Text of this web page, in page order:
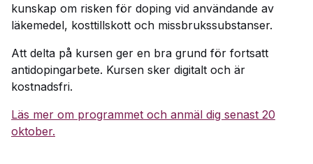
kunskap om risken för doping vid användande av
läkemedel, kosttillskott och missbrukssubstanser.
Att delta på kursen ger en bra grund för fortsatt
antidopingarbete. Kursen sker digitalt och är
kostnadsfri.
Läs mer om programmet och anmäl dig senast 20
oktober.